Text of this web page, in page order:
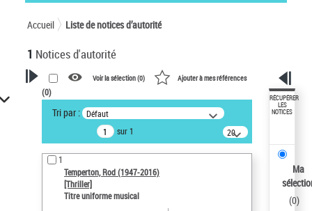
Accueil Liste de notices d’autorité
1 Notices d'autorité
VOTRE RECHERCHE
Recherche avancée dans les
notices d’autorité
Œuvres liées à l'auteur :
Temperton, Rod (1947-2016)
Sauvegarder votre recherche
Voir la sélection (0) Ajouter à mes références
(0)
Tri par : Défaut
sur 1
20
résultats/page
1
Temperton, Rod (1947-2016)
[Thriller]
Titre uniforme musical
RÉCUPÉRER
LES
NOTICES
Ma
(0)